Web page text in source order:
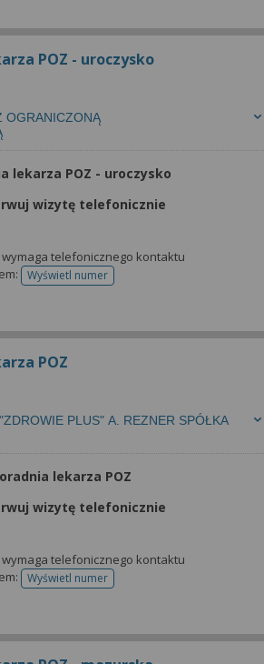
POZ - uroczysko
OGRANICZONĄ
lekarza POZ - uroczysko
wizytę telefonicznie
telefonicznego kontaktu
Wyświetl numertelefonu do rejestracji
POZ
PLUS" A. REZNER SPÓŁKA
lekarza POZ
wizytę telefonicznie
telefonicznego kontaktu
Wyświetl numertelefonu do rejestracji